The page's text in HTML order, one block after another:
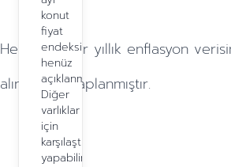
konut
fiyat
endeksi
henüz
açıklanmadı.
Diğer
varlıklar
için
karşılaştırma
yapabilirsiniz.
Hesaplamalar yıllık enflasyon
alınarak hesaplanmıştır.